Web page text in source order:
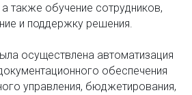
также обучение сотрудников,
и поддержку решения.
осуществлена автоматизация
обеспечения
управления, бюджетирования,